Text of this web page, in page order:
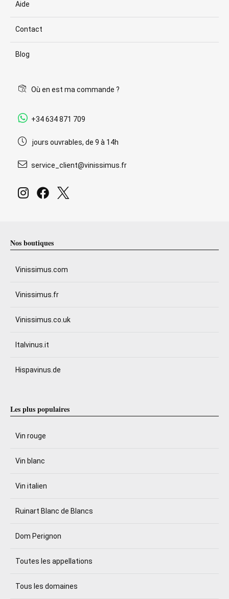
Aide
Contact
Blog
Où en est ma commande ?
+34 634 871 709
jours ouvrables, de 9 à 14h
service_client@vinissimus.fr
Nos boutiques
Vinissimus.com
Vinissimus.fr
Vinissimus.co.uk
Italvinus.it
Hispavinus.de
Les plus populaires
Vin rouge
Vin blanc
Vin italien
Ruinart Blanc de Blancs
Dom Perignon
Toutes les appellations
Tous les domaines